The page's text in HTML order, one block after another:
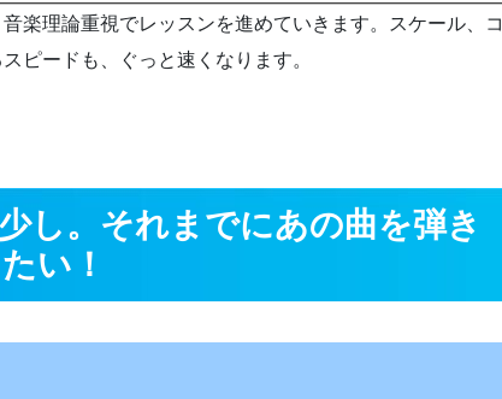
楽理論重視でレッスンを進めていきます。スケール、コ
ピードも、ぐっと速くなります。
し。それまでにあの曲を弾き
い！